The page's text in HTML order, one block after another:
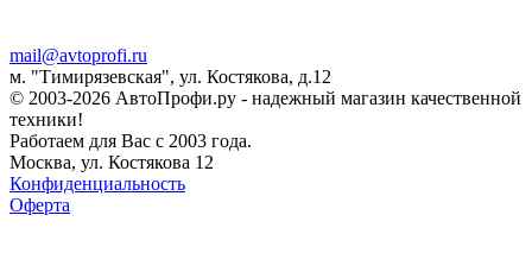
mail@avtoprofi.ru
м. "Тимирязевская", ул. Костякова, д.12
© 2003-2026 АвтоПрофи.ру - надежный магазин качественной
техники!
Работаем для Вас с 2003 года.
Москва, ул. Костякова 12
Конфиденциальность
Оферта